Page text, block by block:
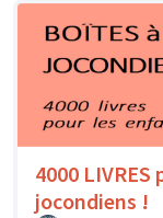
4000
jocondiens !